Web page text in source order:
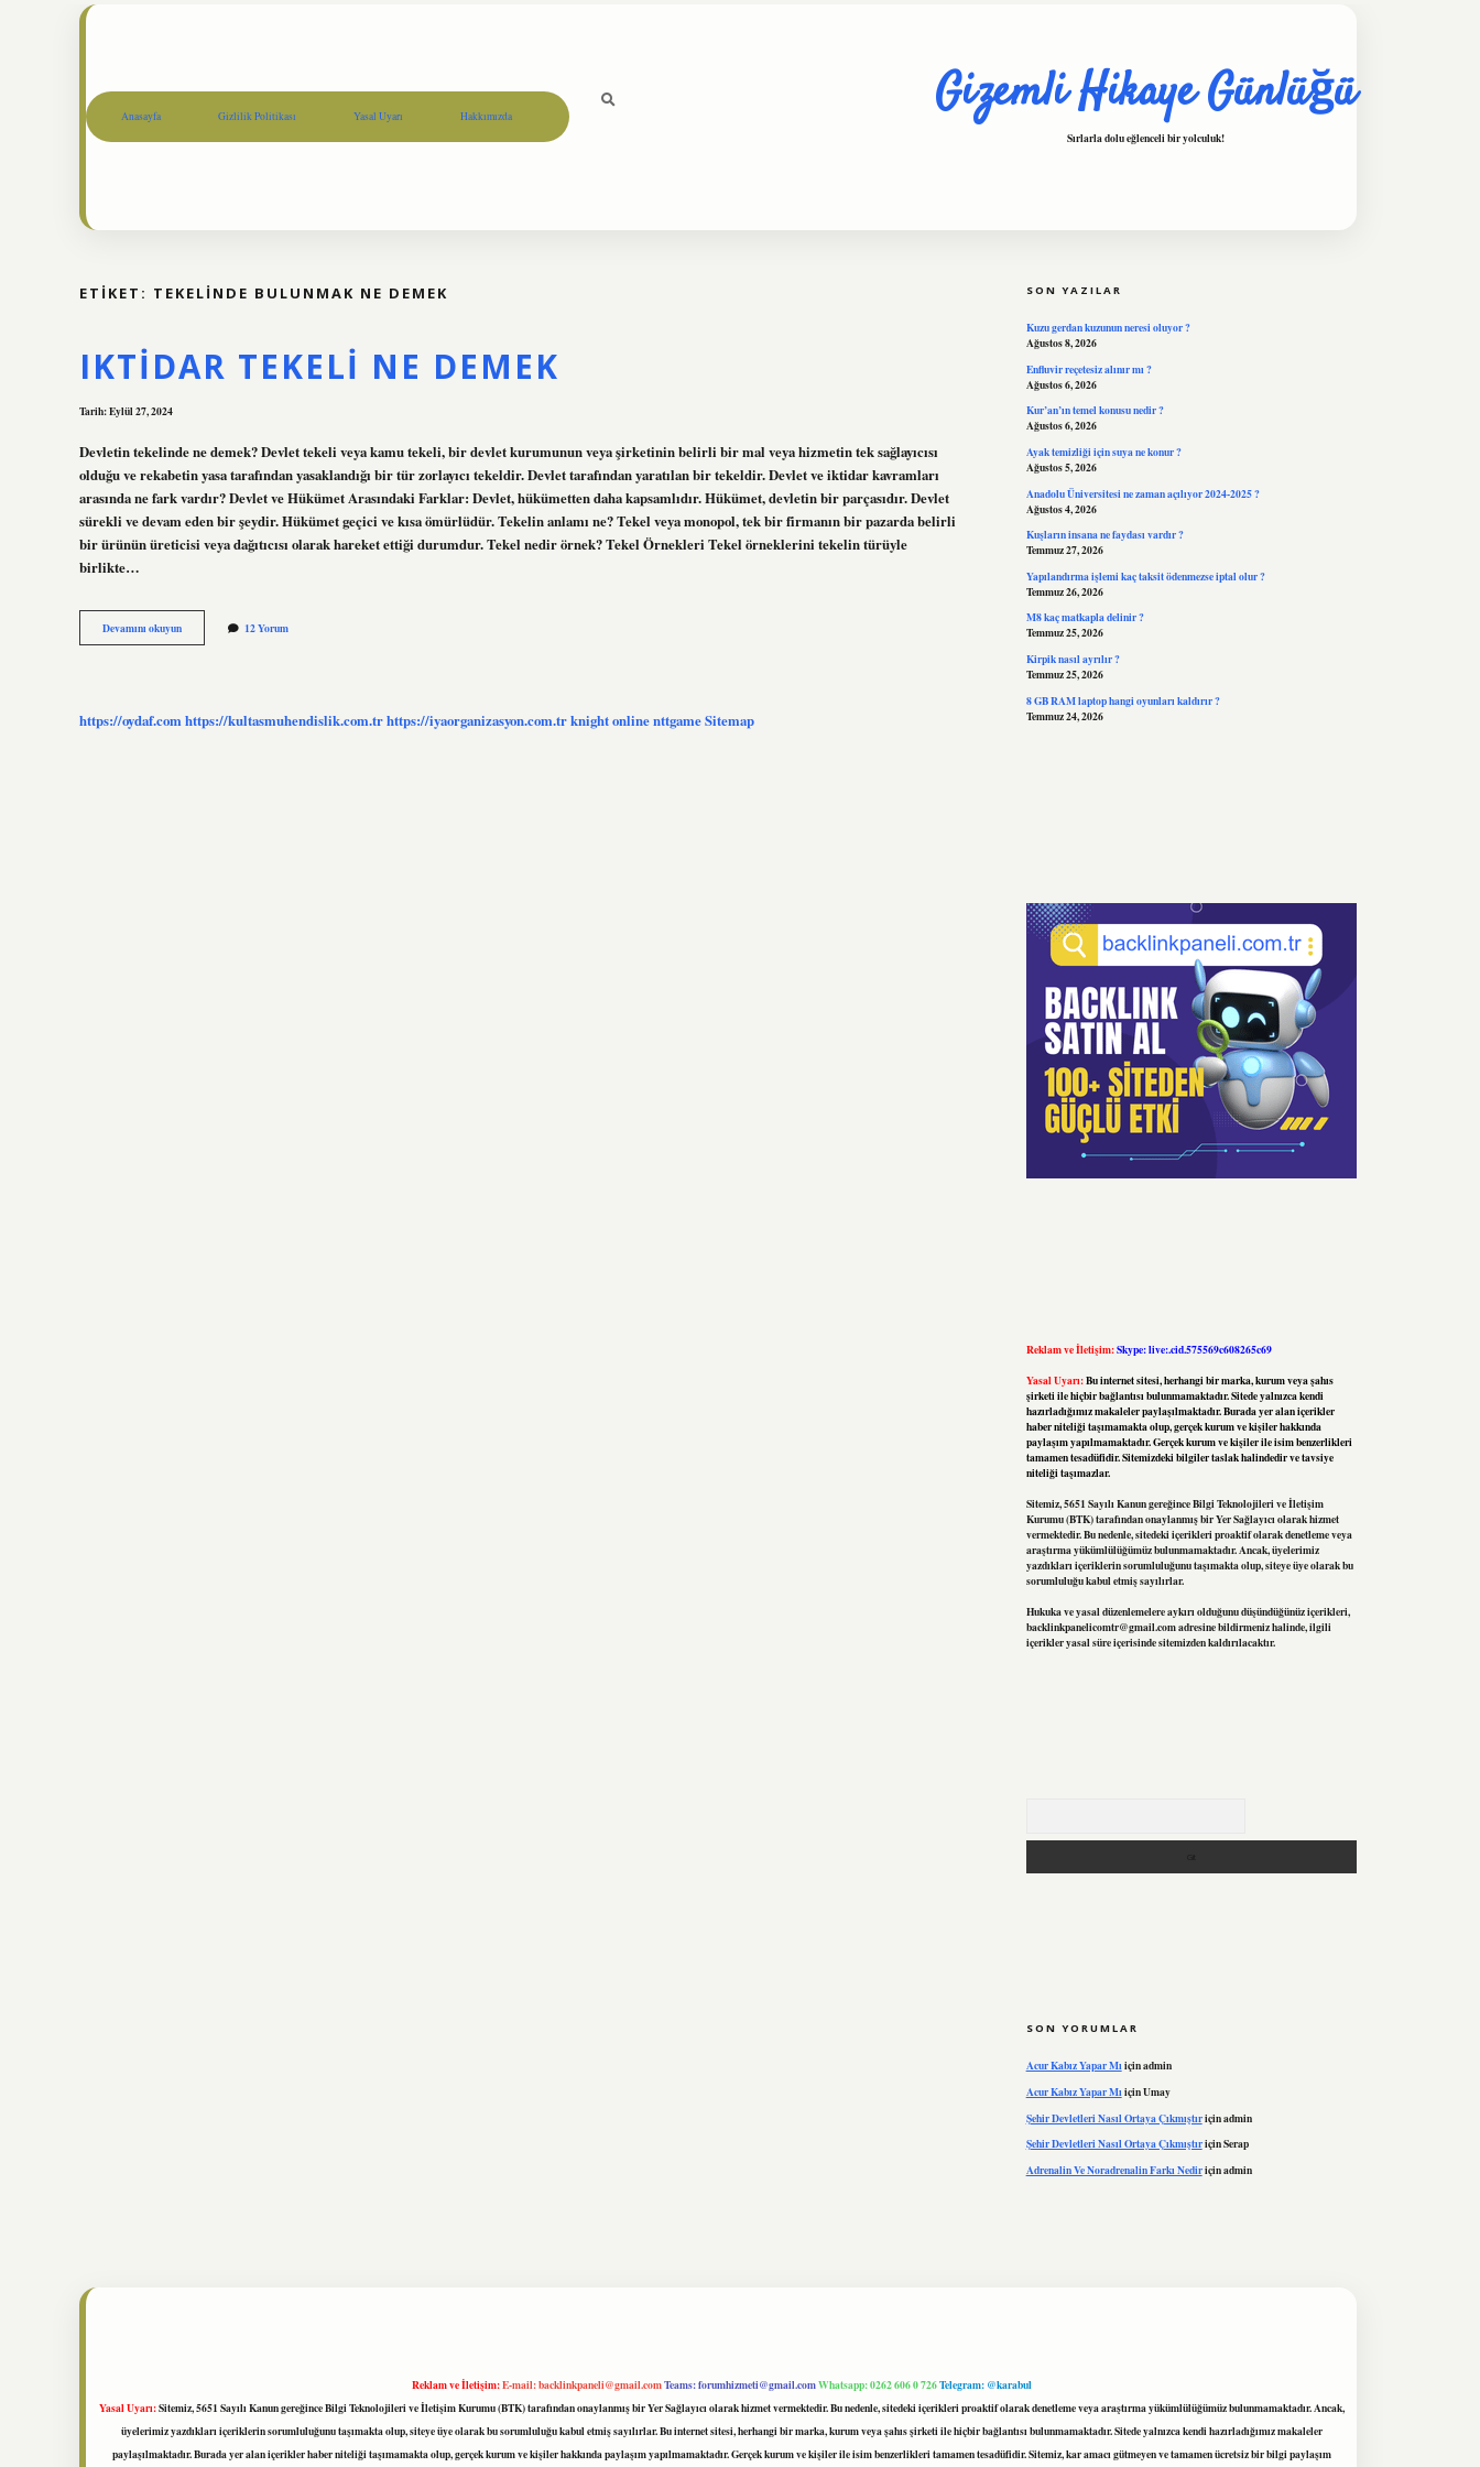
Anasayfa Gizlilik Politikası Yasal Uyarı Hakkımızda Gizemli Hikaye Günlüğü
Sırlarla dolu eğlenceli bir yolculuk!
ETIKET: TEKELINDE BULUNMAK NE DEMEK
IKTIDAR TEKELI NE DEMEK
Tarih: Eylül 27, 2024
Devletin tekelinde ne demek? Devlet tekeli veya kamu tekeli, bir devlet kurumunun veya şirketinin belirli bir mal veya hizmetin tek sağlayıcısı
olduğu ve rekabetin yasa tarafından yasaklandığı bir tür zorlayıcı tekeldir. Devlet tarafından yaratılan bir tekeldir. Devlet ve iktidar kavramları
arasında ne fark vardır? Devlet ve Hükümet Arasındaki Farklar: Devlet, hükümetten daha kapsamlıdır. Hükümet, devletin bir parçasıdır. Devlet
sürekli ve devam eden bir şeydir. Hükümet geçici ve kısa ömürlüdür. Tekelin anlamı ne? Tekel veya monopol, tek bir firmanın bir pazarda belirli
bir ürünün üreticisi veya dağıtıcısı olarak hareket ettiği durumdur. Tekel nedir örnek? Tekel Örnekleri Tekel örneklerini tekelin türüyle
birlikte…
Devamını okuyunIktidar
Tekeli
12 Yorum
https://oydaf.comhttps://kultasmuhendislik.com.trhttps://iyaorganizasyon.com.trknight onlinenttgameSitemap
SON YAZILAR
Kuzu gerdan kuzunun neresi oluyor ?
Ağustos 8, 2026
Enfluvir reçetesiz alınır mı ?
Ağustos 6, 2026
Kur’an’ın temel konusu nedir ?
Ağustos 6, 2026
Ayak temizliği için suya ne konur ?
Ağustos 5, 2026
Anadolu Üniversitesi ne zaman açılıyor 2024-2025 ?
Ağustos 4, 2026
Kuşların insana ne faydası vardır ?
Temmuz 27, 2026
Yapılandırma işlemi kaç taksit ödenmezse iptal olur ?
Temmuz 26, 2026
M8 kaç matkapla delinir ?
Temmuz 25, 2026
Kirpik nasıl ayrılır ?
Temmuz 25, 2026
8 GB RAM laptop hangi oyunları kaldırır ?
Temmuz 24, 2026
Reklam ve İletişim:Skype: live:.cid.575569c608265c69
Yasal Uyarı:Bu internet sitesi, herhangi bir marka, kurum veya şahıs
şirketi ile hiçbir bağlantısı bulunmamaktadır. Sitede yalnızca kendi
hazırladığımız makaleler paylaşılmaktadır. Burada yer alan içerikler
haber niteliği taşımamakta olup, gerçek kurum ve kişiler hakkında
paylaşım yapılmamaktadır. Gerçek kurum ve kişiler ile isim benzerlikleri
tamamen tesadüfidir. Sitemizdeki bilgiler taslak halindedir ve tavsiye
niteliği taşımazlar.
Sitemiz, 5651 Sayılı Kanun gereğince Bilgi Teknolojileri ve İletişim
Kurumu (BTK) tarafından onaylanmış bir Yer Sağlayıcı olarak hizmet
vermektedir. Bu nedenle, sitedeki içerikleri proaktif olarak denetleme veya
araştırma yükümlülüğümüz bulunmamaktadır. Ancak, üyelerimiz
yazdıkları içeriklerin sorumluluğunu taşımakta olup, siteye üye olarak bu
sorumluluğu kabul etmiş sayılırlar.
Hukuka ve yasal düzenlemelere aykırı olduğunu düşündüğünüz içerikleri,
backlinkpanelicomtr@gmail.comadresine bildirmeniz halinde, ilgili
içerikler yasal süre içerisinde sitemizden kaldırılacaktır.
SON YORUMLAR
Acur Kabız Yapar Mıiçinadmin
Acur Kabız Yapar MıiçinUmay
Şehir Devletleri Nasıl Ortaya Çıkmıştıriçinadmin
Şehir Devletleri Nasıl Ortaya ÇıkmıştıriçinSerap
Adrenalin Ve Noradrenalin Farkı Nediriçinadmin
Reklam ve İletişim:E-mail:backlinkpaneli@gmail.comTeams:forumhizmeti@gmail.comWhatsapp: 0262 606 0 726Telegram: @karabul
Yasal Uyarı:Sitemiz, 5651 Sayılı Kanun gereğince Bilgi Teknolojileri ve İletişim Kurumu (BTK) tarafından onaylanmış bir Yer Sağlayıcı olarak hizmet vermektedir. Bu nedenle, sitedeki içerikleri proaktif olarak denetleme veya araştırma yükümlülüğümüz bulunmamaktadır. Ancak,
üyelerimiz yazdıkları içeriklerin sorumluluğunu taşımakta olup, siteye üye olarak bu sorumluluğu kabul etmiş sayılırlar. Bu internet sitesi, herhangi bir marka, kurum veya şahıs şirketi ile hiçbir bağlantısı bulunmamaktadır. Sitede yalnızca kendi hazırladığımız makaleler
paylaşılmaktadır. Burada yer alan içerikler haber niteliği taşımamakta olup, gerçek kurum ve kişiler hakkında paylaşım yapılmamaktadır. Gerçek kurum ve kişiler ile isim benzerlikleri tamamen tesadüfidir. Sitemiz, kar amacı gütmeyen ve tamamen ücretsiz bir bilgi paylaşım